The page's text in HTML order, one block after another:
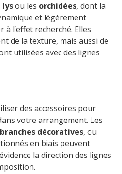
lysou les orchidées, dont la
et légèrement
l’effet recherché. Elles
de la texture, mais aussi de
utilisées avec des lignes
des accessoires pour
votre arrangement. Les
branches décoratives, ou
en biais peuvent
la direction des lignes